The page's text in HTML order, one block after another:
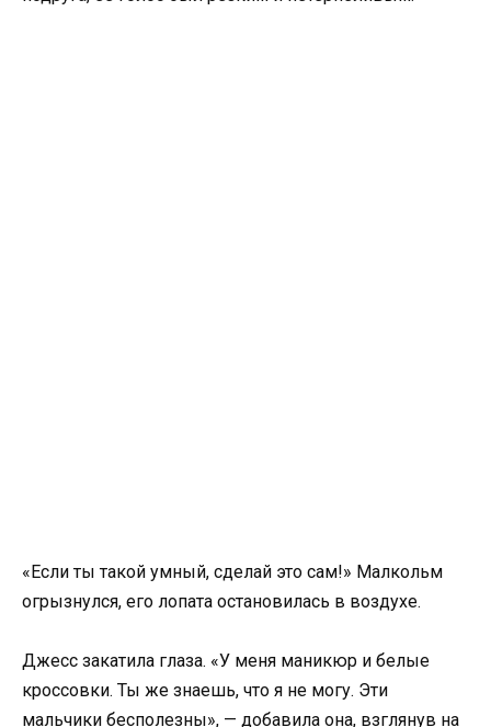
«Если ты такой умный, сделай это сам!» Малкольм
огрызнулся, его лопата остановилась в воздухе.
Джесс закатила глаза. «У меня маникюр и белые
кроссовки. Ты же знаешь, что я не могу. Эти
мальчики бесполезны», — добавила она, взглянув на